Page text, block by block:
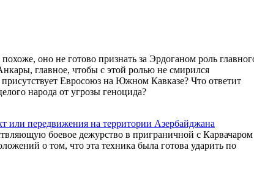
оно не готово признать за Эрдоганом роль
главное, чтобы с этой ролью не смирился
Евросоюз на Южном Кавказе? Что ответит
народа от угрозы геноцида?
или передвижения на территории Азербайджана
боевое дежурство в приграничной с Карвачаром
о том, что эта техника была готова ударить по